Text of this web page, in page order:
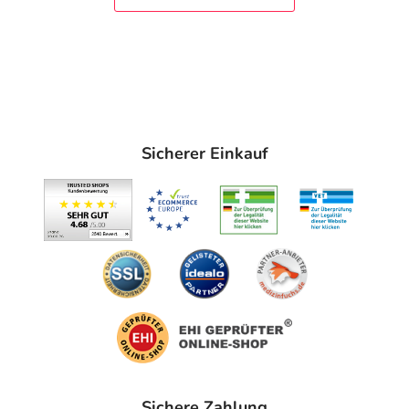
transparentes Finishperfekt als Make-Up Grundlage.
Indem Sie die Menge verringern, reduzieren Sie die
Schutzwirkung erheblich. Regelmäßiges Nachcremen
nicht vergessen, denn beispielsweise durch Schwimmen,
Schwitzen oder Abtrocknen der Haut geht ein Teil der
Schutzwirkung verloren. Bleiben Sie nicht zu lange in der
Sonne, auch wenn Sie ein Sonnenschutzmittel
aufgetragen haben.
Übermäßige Sonnenbäder sind ernsthalft
Sicherer Einkauf